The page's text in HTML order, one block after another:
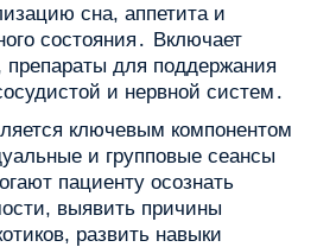
сна, аппетита и
состояния․ Включает
для поддержания
и нервной систем․
ключевым компонентом
и групповые сеансы
пациенту осознать
выявить причины
развить навыки